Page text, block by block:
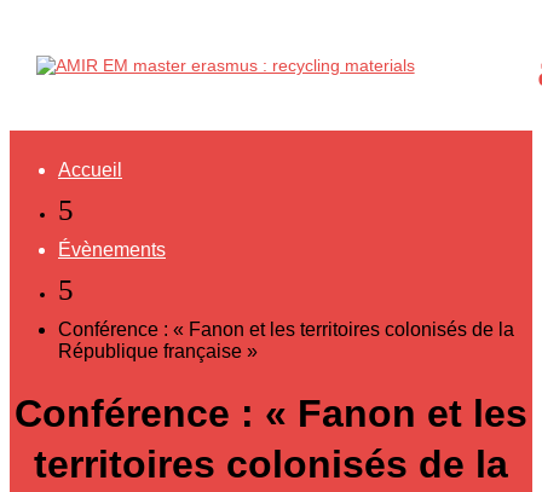
Accueil
5
Évènements
5
Conférence : « Fanon et les territoires colonisés de la
République française »
Conférence : « Fanon et les
territoires colonisés de la